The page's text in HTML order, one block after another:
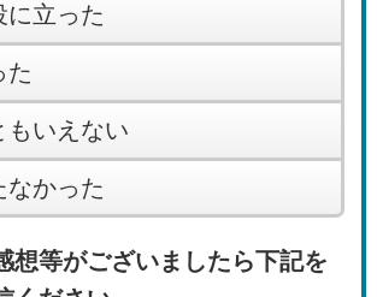
に立った
た
もいえない
なかった
想等がございましたら下記を